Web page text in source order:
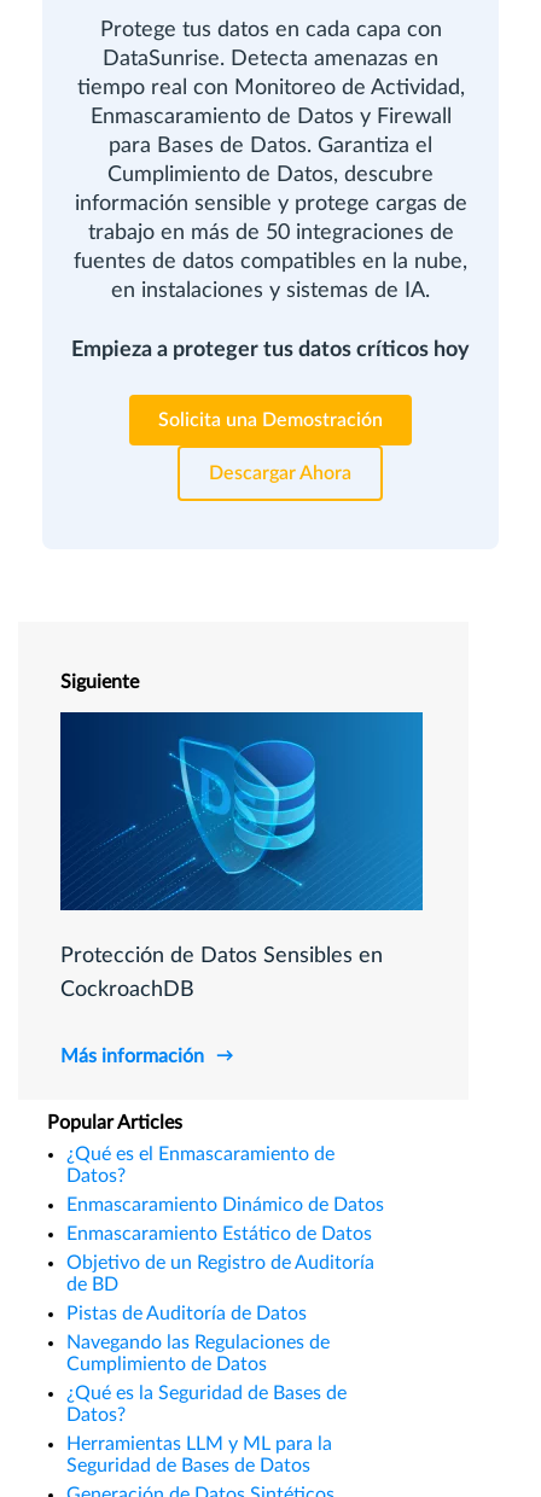
Protege tus datos en cada capa con
DataSunrise. Detecta amenazas en
tiempo real con Monitoreo de Actividad,
Enmascaramiento de Datos y Firewall
para Bases de Datos. Garantiza el
Cumplimiento de Datos, descubre
información sensible y protege cargas de
trabajo en más de 50 integraciones de
fuentes de datos compatibles en la nube,
en instalaciones y sistemas de IA.
Empieza a proteger tus datos críticos hoy
Solicita una Demostración
Descargar Ahora
Siguiente
Protección de Datos Sensibles en
CockroachDB
Más información
Popular Articles
¿Qué es el Enmascaramiento de
Datos?
Enmascaramiento Dinámico de Datos
Enmascaramiento Estático de Datos
Objetivo de un Registro de Auditoría
de BD
Pistas de Auditoría de Datos
Navegando las Regulaciones de
Cumplimiento de Datos
¿Qué es la Seguridad de Bases de
Datos?
Herramientas LLM y ML para la
Seguridad de Bases de Datos